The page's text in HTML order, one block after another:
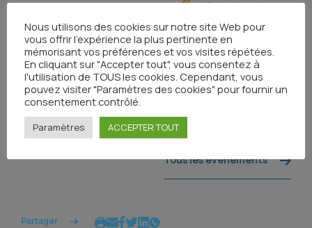
Tous les événements
Partager
Nous utilisons des cookies sur notre site Web pour
vous offrir l'expérience la plus pertinente en
mémorisant vos préférences et vos visites répétées.
En cliquant sur "Accepter tout", vous consentez à
l'utilisation de TOUS les cookies. Cependant, vous
pouvez visiter "Paramètres des cookies" pour fournir un
consentement contrôlé.
Paramètres ACCEPTER TOUT